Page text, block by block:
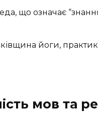
що означає
йоги,
мов та